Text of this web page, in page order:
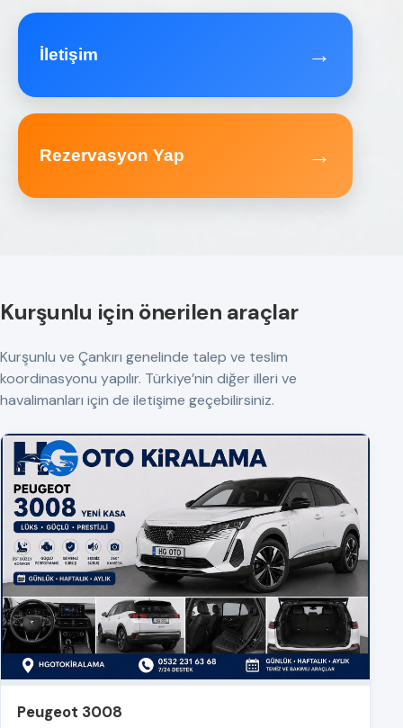
İletişim →
Rezervasyon Yap →
Kurşunlu için önerilen araçlar
Kurşunlu ve Çankırı genelinde talep ve teslim
koordinasyonu yapılır. Türkiye’nin diğer illeri ve
havalimanları için de iletişime geçebilirsiniz.
Peugeot 3008